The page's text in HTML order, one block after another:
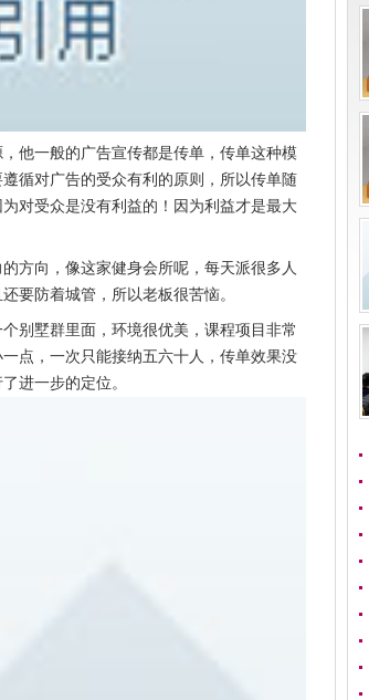
他一般的广告宣传都是传单，传单这种模
循对广告的受众有利的原则，所以传单随
对受众是没有利益的！因为利益才是最大
方向，像这家健身会所呢，每天派很多人
要防着城管，所以老板很苦恼。
别墅群里面，环境很优美，课程项目非常
点，一次只能接纳五六十人，传单效果没
进一步的定位。